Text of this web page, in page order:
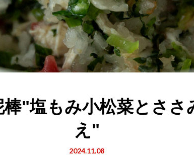
"塩もみ小松菜とささ
え"
2024.11.08